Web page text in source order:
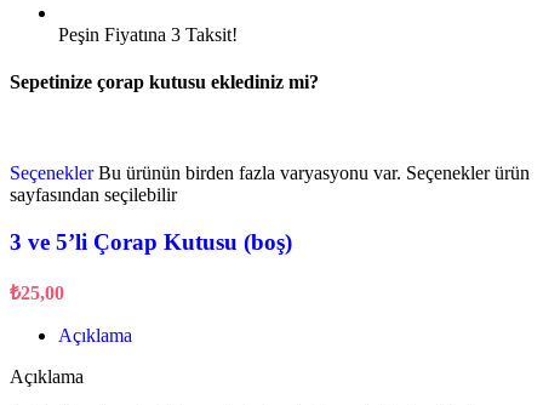
Peşin Fiyatına 3 Taksit!
Sepetinize çorap kutusu eklediniz mi?
Seçenekler Bu ürünün birden fazla varyasyonu var. Seçenekler ürün
sayfasından seçilebilir
3 ve 5’li Çorap Kutusu (boş)
₺25,00
Açıklama
Açıklama